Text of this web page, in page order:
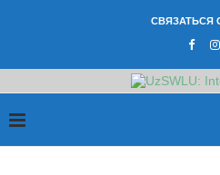
СВЯЗАТЬСЯ